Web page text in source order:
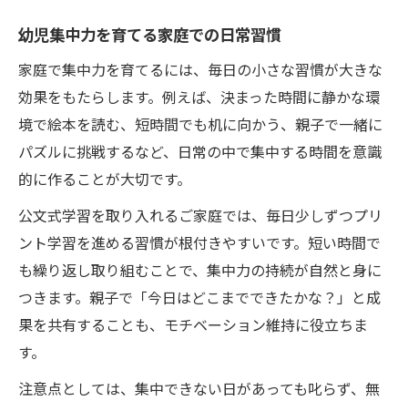
幼児集中力を育てる家庭での日常習慣
家庭で集中力を育てるには、毎日の小さな習慣が大きな
効果をもたらします。例えば、決まった時間に静かな環
境で絵本を読む、短時間でも机に向かう、親子で一緒に
パズルに挑戦するなど、日常の中で集中する時間を意識
的に作ることが大切です。
公文式学習を取り入れるご家庭では、毎日少しずつプリ
ント学習を進める習慣が根付きやすいです。短い時間で
も繰り返し取り組むことで、集中力の持続が自然と身に
つきます。親子で「今日はどこまでできたかな？」と成
果を共有することも、モチベーション維持に役立ちま
す。
注意点としては、集中できない日があっても叱らず、無